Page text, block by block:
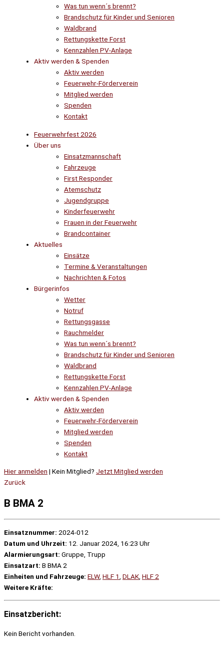
Was tun wenn´s brennt?
Brandschutz für Kinder und Senioren
Waldbrand
Rettungskette Forst
Kennzahlen PV-Anlage
Aktiv werden & Spenden
Aktiv werden
Feuerwehr-Förderverein
Mitglied werden
Spenden
Kontakt
Feuerwehrfest 2026
Über uns
Einsatzmannschaft
Fahrzeuge
First Responder
Atemschutz
Jugendgruppe
Kinderfeuerwehr
Frauen in der Feuerwehr
Brandcontainer
Aktuelles
Einsätze
Termine & Veranstaltungen
Nachrichten & Fotos
Bürgerinfos
Wetter
Notruf
Rettungsgasse
Rauchmelder
Was tun wenn´s brennt?
Brandschutz für Kinder und Senioren
Waldbrand
Rettungskette Forst
Kennzahlen PV-Anlage
Aktiv werden & Spenden
Aktiv werden
Feuerwehr-Förderverein
Mitglied werden
Spenden
Kontakt
Hier anmelden | Kein Mitglied? Jetzt Mitglied werden
Zurück
B BMA 2
Einsatznummer: 2024-012
Datum und Uhrzeit: 12. Januar 2024, 16:23 Uhr
Alarmierungsart: Gruppe, Trupp
Einsatzart: B BMA 2
Einheiten und Fahrzeuge: ELW, HLF 1 DLAK HLF 2
Weitere Kräfte:
Einsatzbericht:
Kein Bericht vorhanden.